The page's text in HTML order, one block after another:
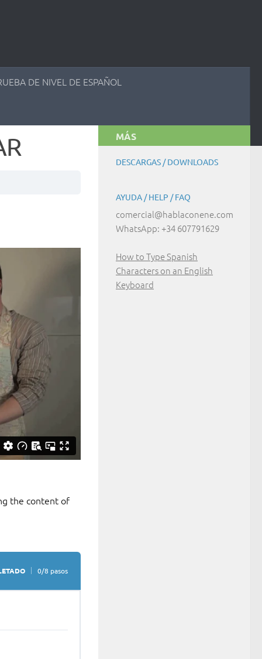
DE NIVEL DE ESPAÑOL
the content of
0/8 pasos
MÁS
DESCARGAS / DOWNLOADS
AYUDA / HELP / FAQ
comercial@hablaconene.com
WhatsApp: +34 607791629
How to Type Spanish
Characters on an English
Keyboard